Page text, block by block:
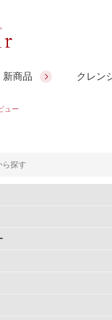
新商品 クレン
達紹介サービス
ックで選ぶ
マリチュアル
イジングケア
Look
ーゲン
ュー